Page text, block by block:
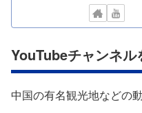
YouTubeチャンネル
中国の有名観光地などの